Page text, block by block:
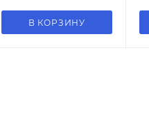
В КОРЗИНУ